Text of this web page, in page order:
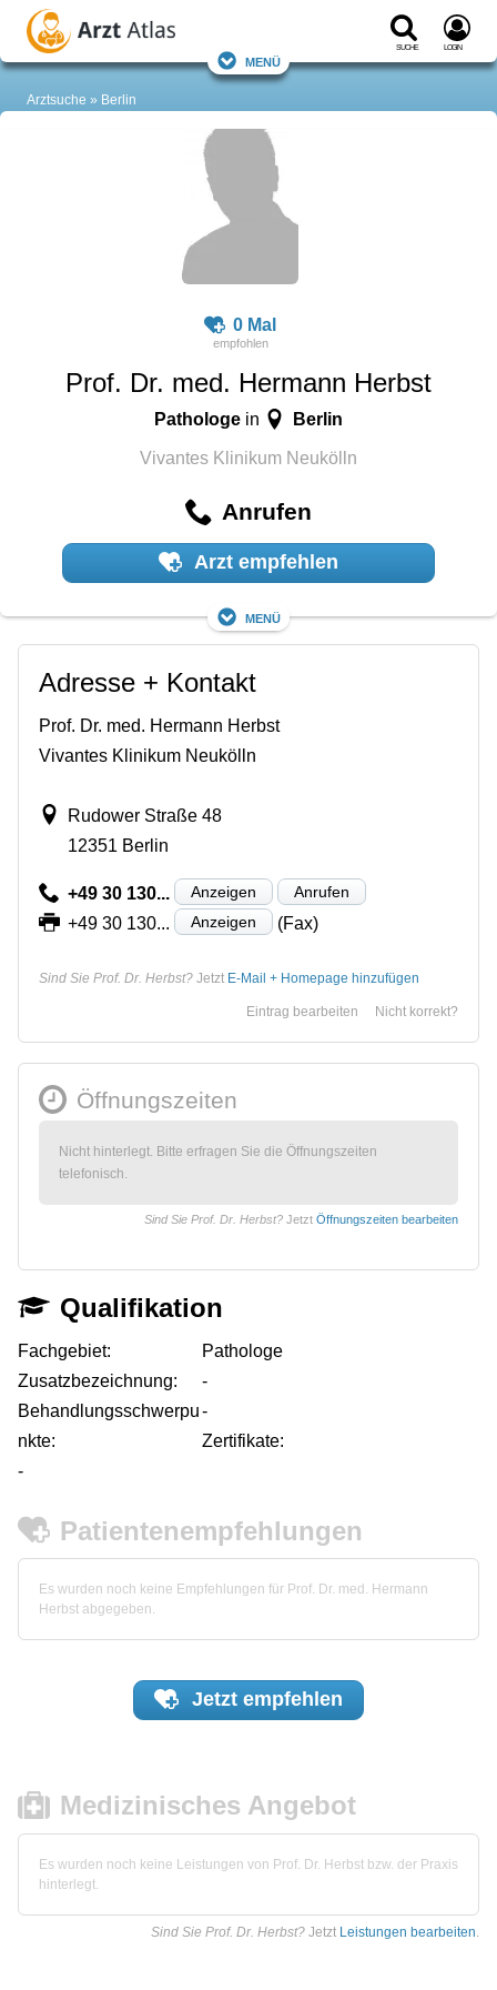
Suche Login
Menü
Arztsuche Berlin
0 Mal
Prof. Dr. med. Hermann Herbst
Pathologe in Berlin
Vivantes Klinikum Neukölln
Anrufen
Arzt empfehlen
Menü
Adresse + Kontakt
Prof. Dr. med. Hermann Herbst
Vivantes Klinikum Neukölln
Rudower Straße 48
12351 Berlin
+49 30 130... Anzeigen Anrufen
+49 30 130... Anzeigen (Fax)
Sind Sie Prof. Dr. Herbst? Jetzt E-Mail + Homepage hinzufügen
Nicht korrekt?
Eintrag bearbeiten
Öffnungszeiten
Nicht hinterlegt. Bitte erfragen Sie die Öffnungszeiten
telefonisch.
Sind Sie Prof. Dr. Herbst? Jetzt Öffnungszeiten bearbeiten
Qualifikation
Fachgebiet:
Pathologe
Zusatzbezeichnung:
-
Behandlungsschwerpu
nkte:
-
Zertifikate:
-
Patientenempfehlungen
Es wurden noch keine Empfehlungen für Prof. Dr. med. Hermann
Herbst abgegeben.
Jetzt empfehlen
Medizinisches Angebot
Es wurden noch keine Leistungen von Prof. Dr. Herbst bzw. der Praxis
hinterlegt.
Sind Sie Prof. Dr. Herbst? Jetzt Leistungen bearbeiten.